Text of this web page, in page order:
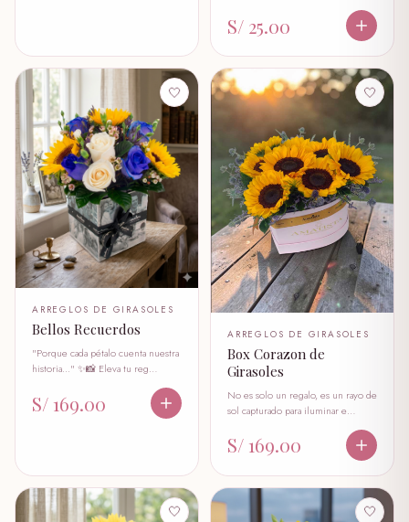
S/ 25.00
🤍
ARREGLOS DE GIRASOLES
Bellos Recuerdos
"Porque cada pétalo cuenta nuestra
historia..." ✨📸 Eleva tu reg…
S/ 169.00
🤍
ARREGLOS DE GIRASOLES
Box Corazon de
Girasoles
No es solo un regalo, es un rayo de
sol capturado para iluminar e…
S/ 169.00
🤍 🤍